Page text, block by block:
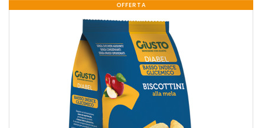
OFFERTA